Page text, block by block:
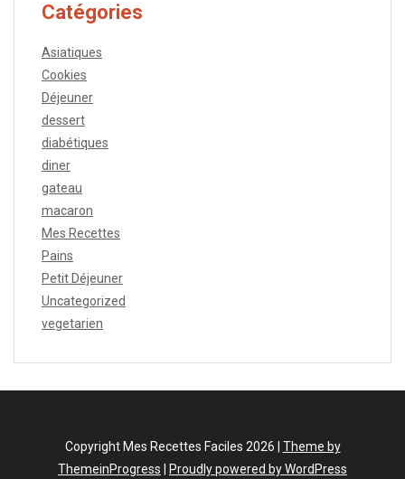
Catégories
Asiatiques
Cookies
Déjeuner
dessert
diabétiques
diner
gateau
macaron
Mes Recettes
Pains
Petit Déjeuner
Uncategorized
vegetarien
Copyright Mes Recettes Faciles 2026 | Theme by
ThemeinProgress
Proudly powered by WordPress